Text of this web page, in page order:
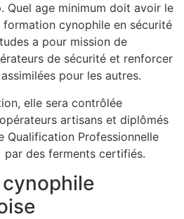
Quel age minimum doit avoir le
cynophile en sécurité
a pour mission de
de sécurité et renforcer
pour les autres.
elle sera contrôlée
artisans et diplômés
Qualification Professionnelle
par des ferments certifiés.
cynophile